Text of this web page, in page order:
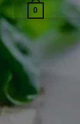
0